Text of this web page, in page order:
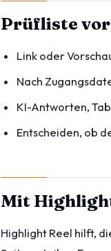
Prüfliste
Link oder
Nach
KI-Antworten,
Entscheiden, ob
Mit
Highlight Reel hilft,